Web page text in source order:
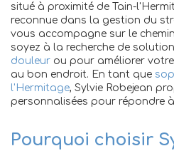
situé à proximité de Tain-
reconnue dans la gestion du
vous accompagne sur le
soyez à la recherche de
douleur ou pour améliorer
au bon endroit. En tant que
l'Hermitage, Sylvie Robejean
personnalisées pour répondre
Pourquoi choisir